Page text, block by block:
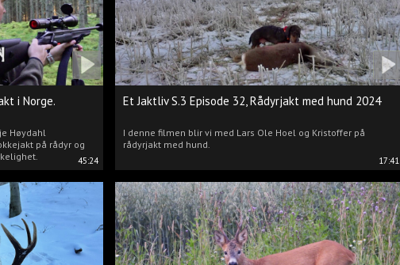
45:24
i Norge.
Høydahl
på rådyr og
17:41
Et Jaktliv S.3 Episode 32, Rådyrjakt med hund 2024
I denne filmen blir vi med Lars Ole Hoel og Kristoffer på
rådyrjakt med hund.